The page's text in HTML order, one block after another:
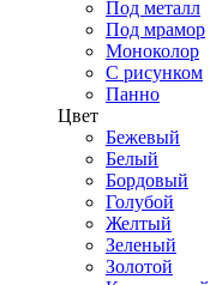
Под металл
Под мрамор
Моноколор
С рисунком
Панно
Цвет
Бежевый
Белый
Бордовый
Голубой
Желтый
Зеленый
Золотой